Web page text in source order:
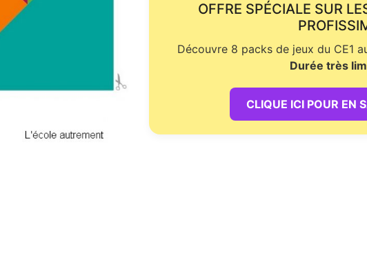
OFFRE SPÉCIALE SUR
Découvre 8 packs de jeux du CE1
Durée très
CLIQUE ICI POUR EN